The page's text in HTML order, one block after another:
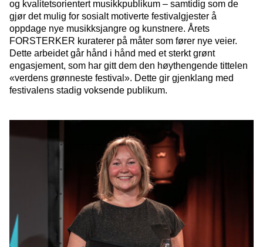
og kvalitetsorientert musikkpublikum – samtidig som de
gjør det mulig for sosialt motiverte festivalgjester å
oppdage nye musikksjangre og kunstnere. Årets
FORSTERKER kuraterer på måter som fører nye veier.
Dette arbeidet går hånd i hånd med et sterkt grønt
engasjement, som har gitt dem den høythengende tittelen
«verdens grønneste festival». Dette gir gjenklang med
festivalens stadig voksende publikum.